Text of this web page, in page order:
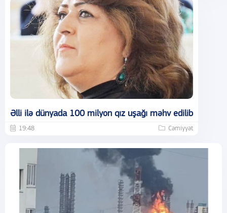
Əlli ilə dünyada 100 milyon qız uşağı məhv edilib
19:48 Cəmiyyət